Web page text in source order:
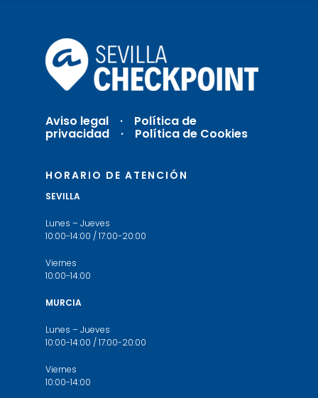
Aviso legal · Política de
privacidad · Política de Cookies
HORARIO DE ATENCIÓN
SEVILLA
Lunes – Jueves
10:00-14:00 / 17:00-20:00
Viernes
10:00-14:00
MURCIA
Lunes – Jueves
10:00-14:00 / 17:00-20:00
Viernes
10:00-14:00